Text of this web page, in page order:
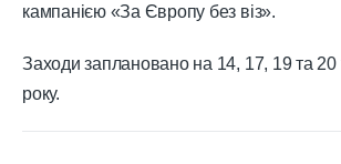
кампанією «За Європу без віз».
Заходи заплановано на 14, 17, 19 та 20
року.